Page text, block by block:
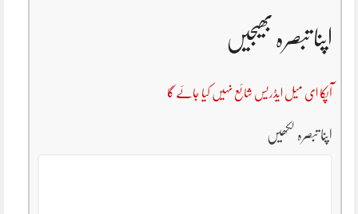
اپنا تبصرہ بھیجیں
آپکا ای میل ایڈریس شائع نہیں کیا جائے گا
اپنا تبصرہ لکھیں